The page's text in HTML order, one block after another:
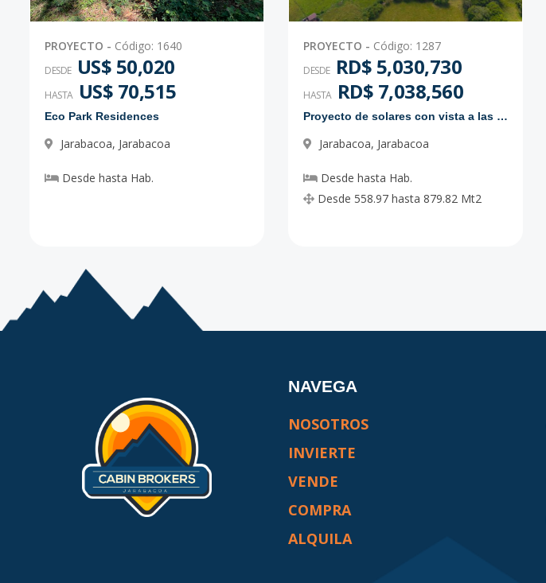
Código1596-1
PROYECTO - Código: 1640
DESDE US$ 50,020
HASTA US$ 70,515
Eco Park Residences
Jarabacoa, Jarabacoa
Desde hasta Hab.
PROYECTO - Código: 1287
DESDE RD$ 5,030,730
HASTA RD$ 7,038,560
Proyecto de solares con vista a las montañas
Jarabacoa, Jarabacoa
Desde hasta Hab.
Desde 558.97 hasta 879.82 Mt2
NAVEGA
NOSOTROS
INVIERTE
VENDE
COMPRA
ALQUILA